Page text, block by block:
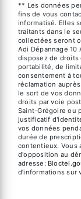
** Les données
fins de vous
informatisé. Elles
traitants dans le
collectées seront
Adi Dépannage
disposez de droits
portabilité, de
consentement à
réclamation
le sort de vos
droits par voie
Saint-Grégoire ou
justificatif
vos données
durée de
contentieux. Vous
d'opposition au
adresse:
d’informations sur